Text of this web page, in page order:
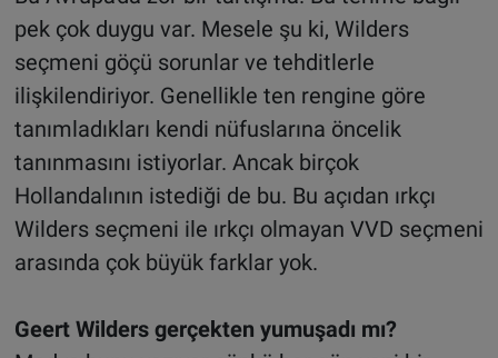
pek çok duygu var. Mesele şu ki, Wilders
seçmeni göçü sorunlar ve tehditlerle
ilişkilendiriyor. Genellikle ten rengine göre
tanımladıkları kendi nüfuslarına öncelik
tanınmasını istiyorlar. Ancak birçok
Hollandalının istediği de bu. Bu açıdan ırkçı
Wilders seçmeni ile ırkçı olmayan VVD seçmeni
arasında çok büyük farklar yok.
Geert Wilders gerçekten yumuşadı mı?